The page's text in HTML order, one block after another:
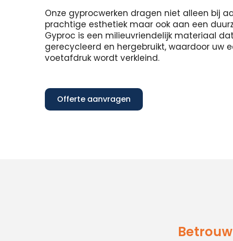
Onze gyprocwerken dragen niet alleen bij
prachtige esthetiek maar ook aan een
Gyproc is een milieuvriendelijk materiaal
gerecycleerd en hergebruikt, waardoor uw
voetafdruk wordt verkleind.
Offerte aanvragen